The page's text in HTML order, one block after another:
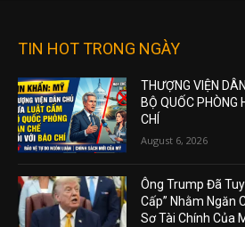
TIN HOT TRONG NGÀY
THƯỢNG VIỆN
BỘ QUỐC PHÒNG
CHÍ
August 6, 2026
Ông Trump Đã
Cấp” Nhằm Ngăn
Sơ Tài Chính Của